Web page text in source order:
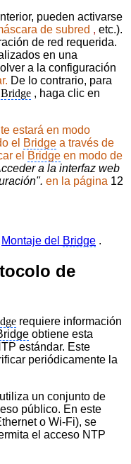
pueden activarse
de subred , etc.).
de red requerida.
en una
a la configuración
De lo contrario, para
Bridge , haga clic en
estará en modo
el Bridge a través de
el Bridge en modo de
a la interfaz web
en la página 12
Montaje del Bridge .
de
requiere información
obtiene esta
estándar. Este
periódicamente la
utiliza un conjunto de
público. En este
o Wi-Fi), se
el acceso NTP